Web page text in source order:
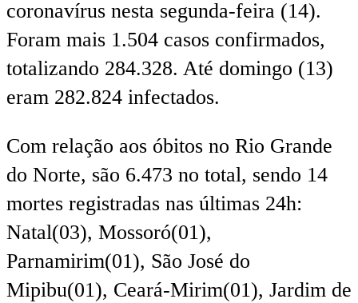
coronavírus nesta segunda-feira (14).
Foram mais 1.504 casos confirmados,
totalizando 284.328. Até domingo (13)
eram 282.824 infectados.
Com relação aos óbitos no Rio Grande
do Norte, são 6.473 no total, sendo 14
mortes registradas nas últimas 24h:
Natal(03), Mossoró(01),
Parnamirim(01), São José do
Mipibu(01), Ceará-Mirim(01), Jardim de